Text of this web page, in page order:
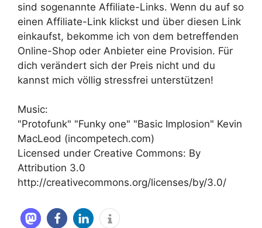
sind sogenannte Affiliate-Links. Wenn du auf so
einen Affiliate-Link klickst und über diesen Link
einkaufst, bekomme ich von dem betreffenden
Online-Shop oder Anbieter eine Provision. Für
dich verändert sich der Preis nicht und du
kannst mich völlig stressfrei unterstützen!
Music:
"Protofunk" "Funky one" "Basic Implosion" Kevin
MacLeod (incompetech.com)
Licensed under Creative Commons: By
Attribution 3.0
http://creativecommons.org/licenses/by/3.0/